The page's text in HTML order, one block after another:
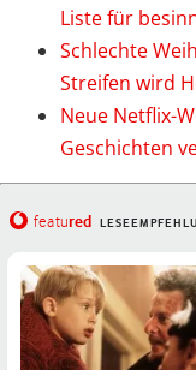
Liste für
Schlechte
Streifen wird
Neue Netflix-
Geschichten
featured